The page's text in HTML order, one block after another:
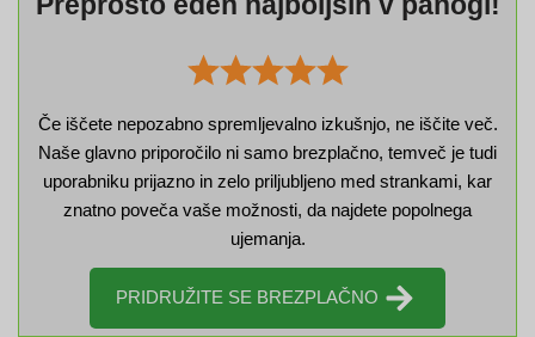
Preprosto eden najboljših v panogi!
Če iščete nepozabno spremljevalno izkušnjo, ne iščite več.
Naše glavno priporočilo ni samo brezplačno, temveč je tudi
uporabniku prijazno in zelo priljubljeno med strankami, kar
znatno poveča vaše možnosti, da najdete popolnega